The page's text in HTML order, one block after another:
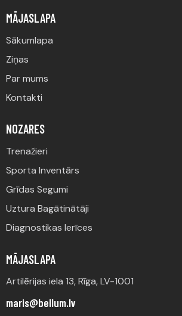
MĀJASLAPA
Sākumlapa
Ziņas
Par mums
Kontakti
NOZARES
Trenažieri
Sporta Inventārs
Grīdas Segumi
Uztura Bagātinātāji
Diagnostikas Ierīces
MĀJASLAPA
Artilērijas iela 13, Rīga, LV-1001
maris@bellum.lv